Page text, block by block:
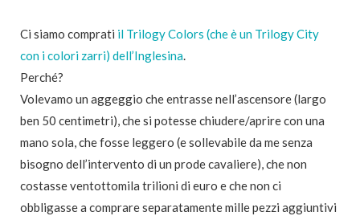
Ci siamo comprati il Trilogy Colors (che è un Trilogy City
con i colori zarri) dell’Inglesina.
Perché?
Volevamo un aggeggio che entrasse nell’ascensore (largo
ben 50 centimetri), che si potesse chiudere/aprire con una
mano sola, che fosse leggero (e sollevabile da me senza
bisogno dell’intervento di un prode cavaliere), che non
costasse ventottomila trilioni di euro e che non ci
obbligasse a comprare separatamente mille pezzi aggiuntivi